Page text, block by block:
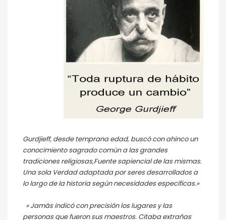
Gurdjieff, desde temprana edad, buscó con ahinco un
conocimiento sagrado común a las grandes
tradiciones religiosas,Fuente sapiencial de las mismas.
Una sola Verdad adaptada por seres desarrollados a
lo largo de la historia según necesidades específicas.»
» Jamás indicó con precisión los lugares y las
personas que fueron sus maestros. Citaba extrañas